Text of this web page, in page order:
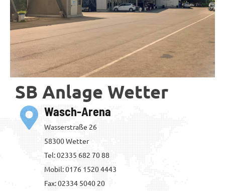
SB Anlage Wetter
Wasch-Arena
Wasserstraße 26
58300 Wetter
Tel: 02335 682 70 88
Mobil: 0176 1520 4443
Fax: 02334 5040 20